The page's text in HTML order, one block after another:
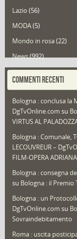
Lazio (56)
MODA(5)
Mondo in rosa(22)
News(992)
Portfolio(1)
Redazioni(1.049)
Speciali (22)
Sport
That's Bologna
Video (archivio) (262)
COMMENTI RECENTI
Bologna : conclusa la
DgTvOnline.com su
VIRTUS AL
Bologna : Comunale,
LECOUVREUR –
FILM-OPERA
Bologna : consegna
su Bologna : il Premio
Bologna : un
DgTvOnline.com su
Sovraindebitamento
Roma : uscita